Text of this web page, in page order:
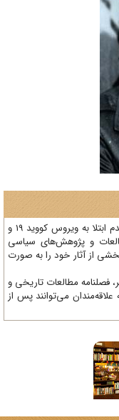
با توجه به نیاز به تداوم مراقبت‌های بهداشتی برای عدم ابتلا به ویروس کووید 19 و
و پژوهش‌های سیاسی
از آثار خود را به صورت
مطالعات تاریخی و
می‌توانند پس از